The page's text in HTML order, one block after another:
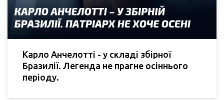
Карло Анчелотті - у складі збірної
Бразилії. Легенда не прагне осіннього
періоду.